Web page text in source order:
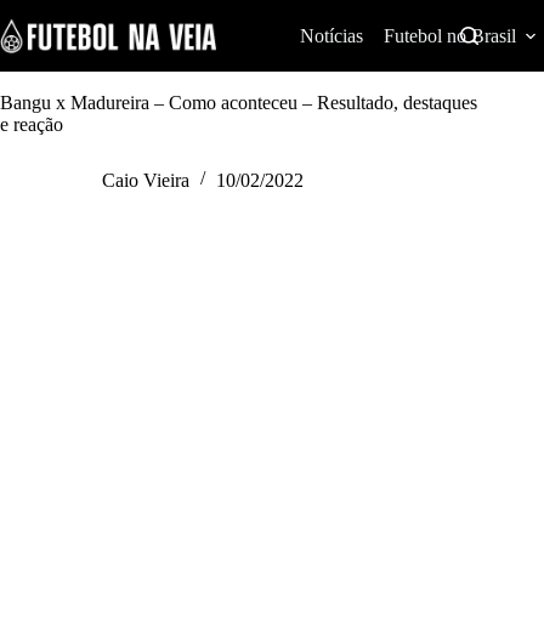
k
i
p
t
o
Notícias Futebol no Brasil
Bangu x Madureira – Como aconteceu – Resultado, destaques
e reação
Caio Vieira 10/02/2022